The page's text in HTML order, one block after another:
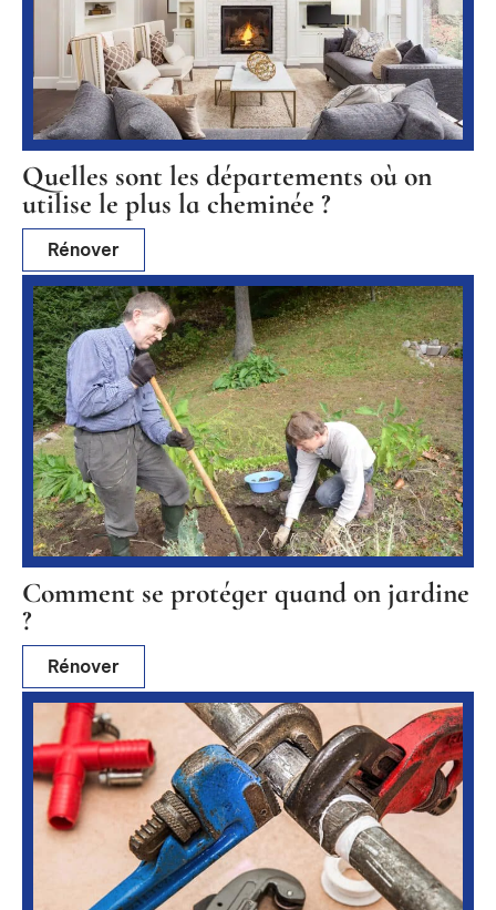
Quelles sont les départements où on
utilise le plus la cheminée ?
Rénover
Comment se protéger quand on jardine
?
Rénover